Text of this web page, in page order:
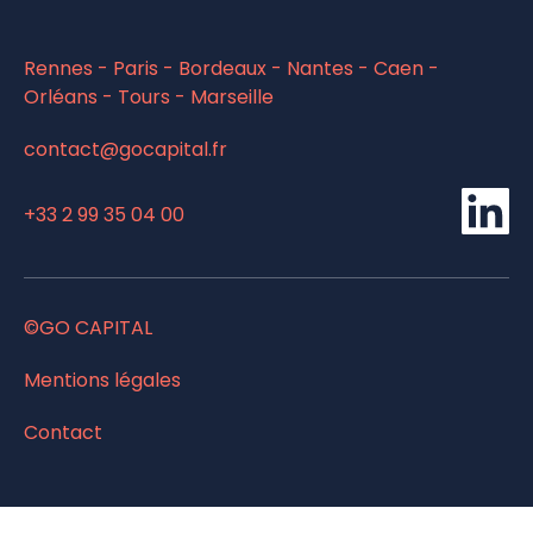
Rennes - Paris - Bordeaux - Nantes - Caen -
Orléans - Tours - Marseille
contact@gocapital.fr
+33 2 99 35 04 00
©GO CAPITAL
Mentions légales
Contact